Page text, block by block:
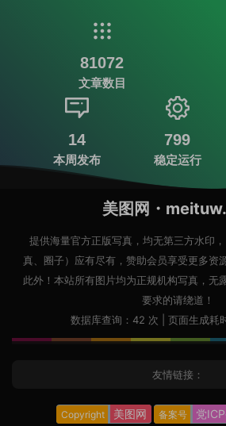
81072
文章数目
14
本周发布
799
稳定运行
美图网・
提供海量官方正版写真，均无第三方水印
真、圈子）应有尽有，赞助会员享受更多资
此外！本站所有图片均为正规机构写真，无
要求的请绕道！
数据库查询：42 次 | 页面生成耗
友情链接：
Copyright 美图网 备案号 党